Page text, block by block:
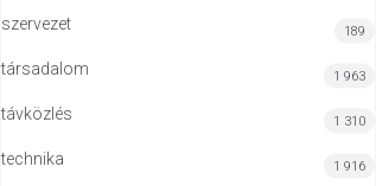
szervezet 189
társadalom 1 963
távközlés 1 310
technika 1 916